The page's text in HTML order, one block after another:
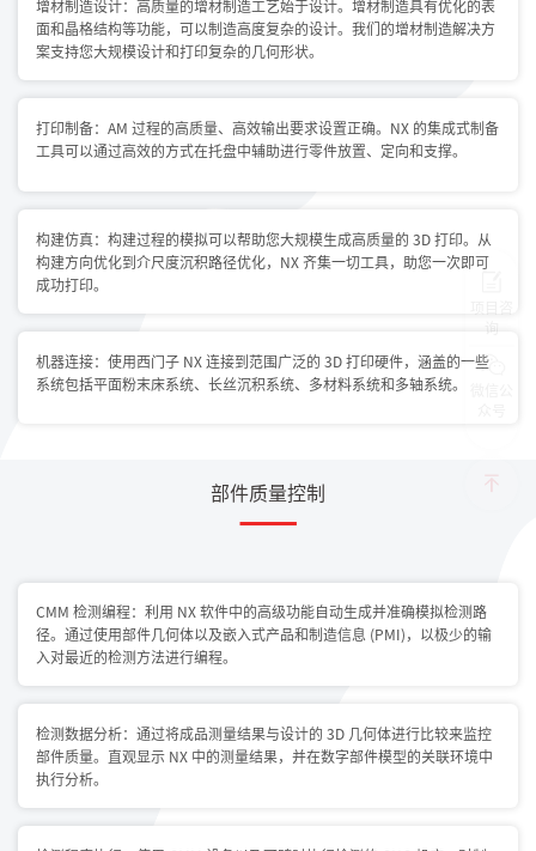
增材制造设计：高质量的增材制造工艺始于设计。增材制造具有优化的表
面和晶格结构等功能，可以制造高度复杂的设计。我们的增材制造解决方
案支持您大规模设计和打印复杂的几何形状。
打印制备：AM 过程的高质量、高效输出要求设置正确。NX 的集成式制备
工具可以通过高效的方式在托盘中辅助进行零件放置、定向和支撑。
构建仿真：构建过程的模拟可以帮助您大规模生成高质量的 3D 打印。从
构建方向优化到介尺度沉积路径优化，NX 齐集一切工具，助您一次即可
成功打印。
机器连接：使用西门子 NX 连接到范围广泛的 3D 打印硬件，涵盖的一些
系统包括平面粉末床系统、长丝沉积系统、多材料系统和多轴系统。
部件质量控制
CMM 检测编程：利用 NX 软件中的高级功能自动生成并准确模拟检测路
径。通过使用部件几何体以及嵌入式产品和制造信息 (PMI)，以极少的输
入对最近的检测方法进行编程。
检测数据分析：通过将成品测量结果与设计的 3D 几何体进行比较来监控
部件质量。直观显示 NX 中的测量结果，并在数字部件模型的关联环境中
执行分析。
询